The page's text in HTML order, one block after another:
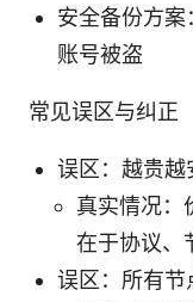
安全备份方
账号被盗
常见误区与纠正
误区：越贵越
真实情况：
在于协议、
误区：所有节